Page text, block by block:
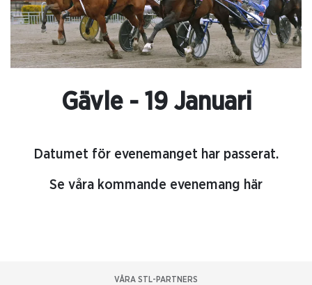
Gävle - 19 Januari
Datumet för evenemanget har passerat.
Se våra kommande evenemang här
VÅRA STL-PARTNERS